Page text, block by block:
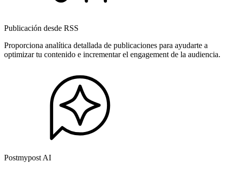
Publicación desde RSS
Proporciona analítica detallada de publicaciones para ayudarte a
optimizar tu contenido e incrementar el engagement de la audiencia.
Postmypost AI